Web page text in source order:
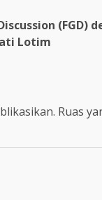
(FGD)
Lotim
Ruas